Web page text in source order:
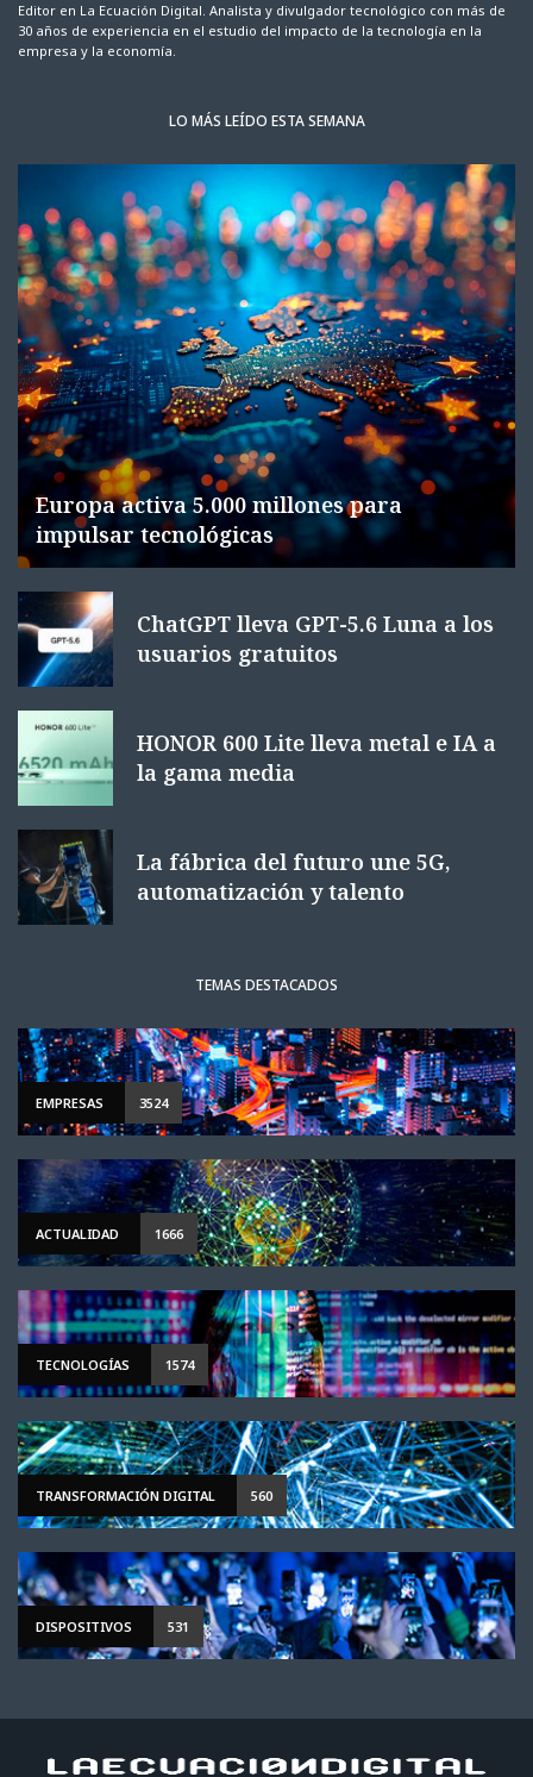
Editor en La Ecuación Digital. Analista y divulgador tecnológico con más de
30 años de experiencia en el estudio del impacto de la tecnología en la
empresa y la economía.
LO MÁS LEÍDO ESTA SEMANA
Europa activa 5.000 millones para
impulsar tecnológicas
ChatGPT lleva GPT-5.6 Luna a los
usuarios gratuitos
HONOR 600 Lite lleva metal e IA a
la gama media
La fábrica del futuro une 5G,
automatización y talento
TEMAS DESTACADOS
EMPRESAS 3524
ACTUALIDAD 1666
TECNOLOGÍAS 1574
TRANSFORMACIÓN DIGITAL 560
DISPOSITIVOS 531